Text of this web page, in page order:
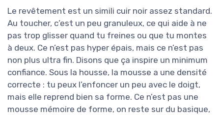
Le revêtement est un simili cuir noir assez standard.
Au toucher, c’est un peu granuleux, ce qui aide à ne
pas trop glisser quand tu freines ou que tu montes
à deux. Ce n’est pas hyper épais, mais ce n’est pas
non plus ultra fin. Disons que ça inspire un minimum
confiance. Sous la housse, la mousse a une densité
correcte : tu peux l’enfoncer un peu avec le doigt,
mais elle reprend bien sa forme. Ce n’est pas une
mousse mémoire de forme, on reste sur du basique,